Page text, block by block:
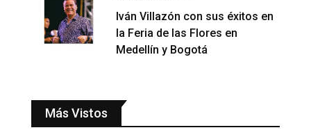
Iván Villazón con sus éxitos en
la Feria de las Flores en
Medellín y Bogotá
Más Vistos